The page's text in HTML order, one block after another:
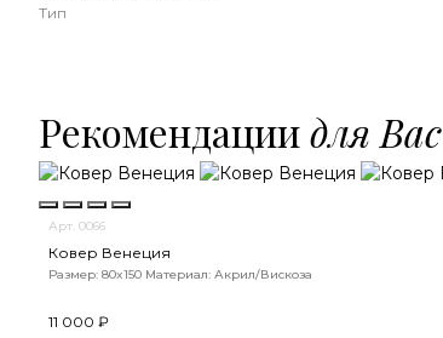
Тип
Рекомендациидля Вас
Арт. 0066
Ковер Венеция
Размер: 80x150 Материал: Акрил/Вискоза
11 000 ₽